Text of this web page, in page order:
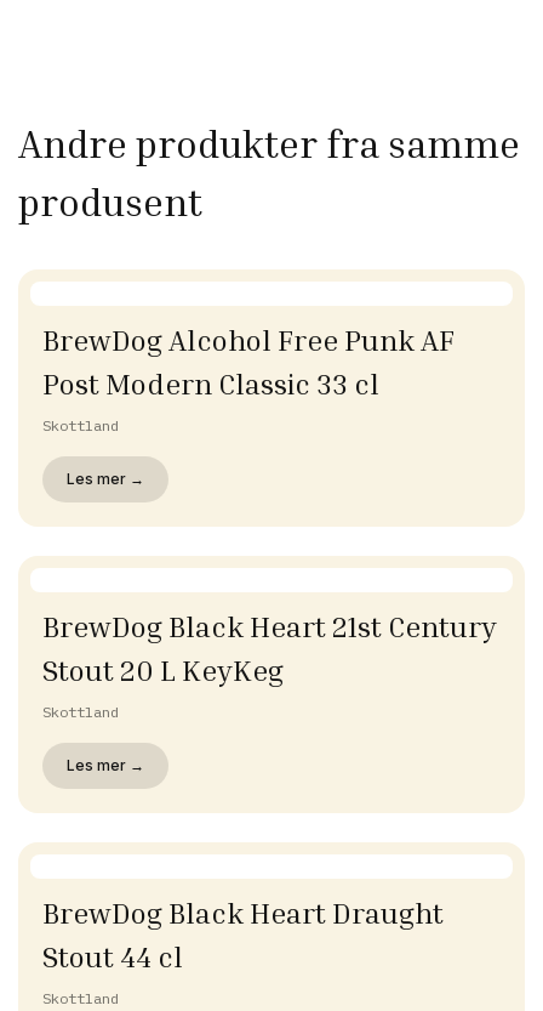
Andre produkter fra samme
produsent
BrewDog Alcohol Free Punk AF
Post Modern Classic 33 cl
Skottland
Les mer →
BrewDog Black Heart 21st Century
Stout 20 L KeyKeg
Skottland
Les mer →
BrewDog Black Heart Draught
Stout 44 cl
Skottland